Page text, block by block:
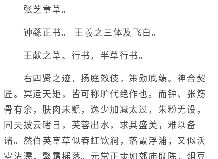
张芝章草。
钟繇正书。 王羲之三体及飞白。
王献之草、行书，半草行书。
右四贤之迹，扬庭效伎，策勋底绩。神合契
匠。冥运天矩，皆可称旷代绝作也。而钟、张筋
骨有余，肤肉未赡，逸少加减太过，朱粉无设，
同夫披云睹日，芙蓉出水，求其盛美，难以备
诸。然伯英章草似春虹饮涧，落霞浮浦；又似沃
雾沾濡，繁霜摇落。元常正隶如郊庙既陈，俎豆